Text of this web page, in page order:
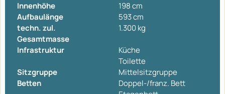
Innenhöhe
198 cm
Aufbaulänge
593 cm
techn. zul.
Gesamtmasse
1.300 kg
Infrastruktur
Küche
Toilette
Sitzgruppe
Mittelsitzgruppe
Betten
Doppel-/franz. Bett